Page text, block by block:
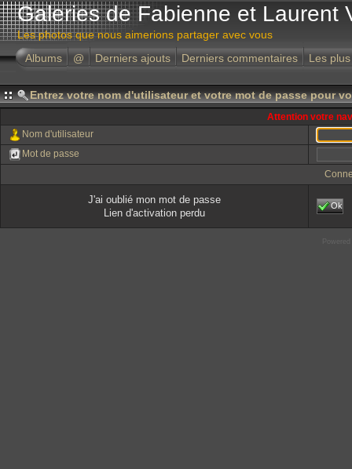
Galeries de Fabienne et Laurent
Les photos que nous aimerions partager avec vous
Albums
@ Derniers ajouts Derniers commentaires Les
Entrez votre nom d'utilisateur et votre mot de passe pour
Attention votre
Nom d'utilisateur
Mot de passe
J'ai oublié mon mot de passe
Lien d'activation perdu
Ok